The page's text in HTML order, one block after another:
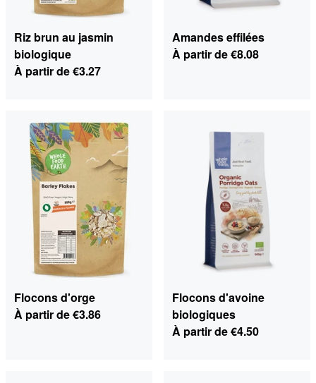
Riz brun au jasmin
biologique
À partir de€3.27
Amandes effilées
À partir de€8.08
Flocons d'orge
À partir de€3.86
Flocons d'avoine
biologiques
À partir de€4.50